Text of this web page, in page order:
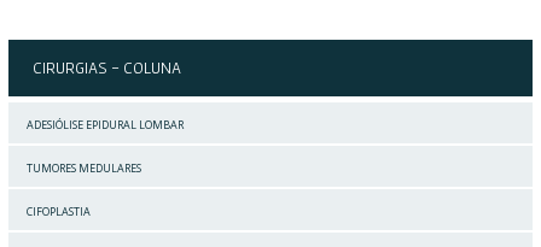
CIRURGIAS - COLUNA
ADESIÓLISE EPIDURAL LOMBAR
TUMORES MEDULARES
CIFOPLASTIA